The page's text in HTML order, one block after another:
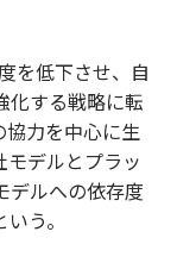
を低下させ、自
化する戦略に転
力を中心に生
デルとプラッ
デルへの依存度
う。